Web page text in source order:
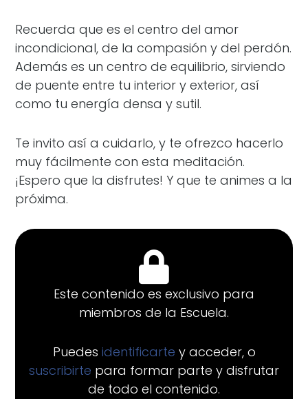
Recuerda que es el centro del amor
incondicional, de la compasión y del perdón.
Además es un centro de equilibrio, sirviendo
de puente entre tu interior y exterior, así
como tu energía densa y sutil.
Te invito así a cuidarlo, y te ofrezco hacerlo
muy fácilmente con esta meditación.
¡Espero que la disfrutes! Y que te animes a la
próxima.
Este contenido es exclusivo para
miembros de la Escuela.
Puedes identificarte y acceder, o
suscribirte para formar parte y disfrutar
de todo el contenido.